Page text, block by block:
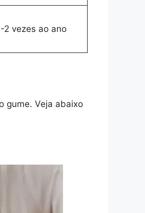
2 vezes ao ano
gume. Veja abaixo